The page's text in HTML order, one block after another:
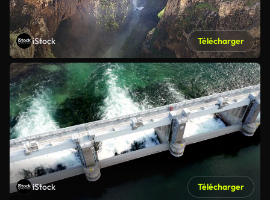
iStock Télécharger
iStock Télécharger